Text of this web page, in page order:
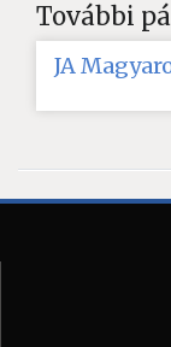
További
JA